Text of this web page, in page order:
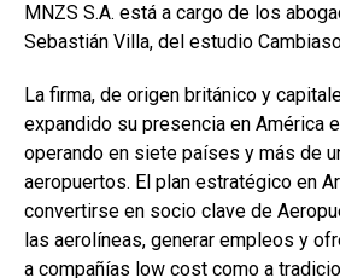
MNZS S.A. está a cargo de los
Sebastián Villa, del estudio
La firma, de origen británico y
expandido su presencia en América
operando en siete países y más de
aeropuertos. El plan estratégico en
convertirse en socio clave de
las aerolíneas, generar empleos y
a compañías low cost como a